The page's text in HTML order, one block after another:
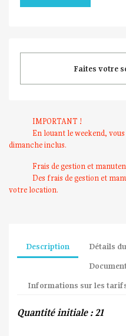
Faites votre
IMPORTANT !
En louant le weekend,
dimanche inclus.
Frais de gestion et
Des frais de gestion et
votre location.
Description
Détails
Informations sur les
Quantité initiale : 21